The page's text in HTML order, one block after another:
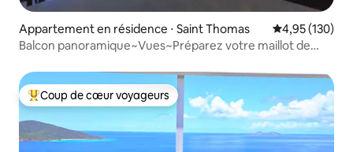
Appartement en résidence ⋅ Saint Thomas Évaluation
4,95 (130)
Balcon panoramique~Vues~Préparez votre maillot de
Coups de cœur voyageurs les plus appréciés
Coup de cœur voyageurs